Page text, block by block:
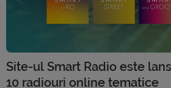
Site-ul Smart Radio este
10 radiouri online tematice